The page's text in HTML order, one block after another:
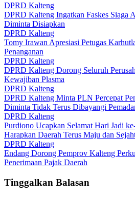
DPRD Kalteng
DPRD Kalteng Ingatkan Faskes Siaga
Diminta Disiapkan
DPRD Kalteng
Tomy Irawan Apresiasi Petugas
Penanganan
DPRD Kalteng
DPRD Kalteng Dorong Seluruh
Kewajiban Plasma
DPRD Kalteng
DPRD Kalteng Minta PLN Percepat
Diminta Tidak Terus Dibayangi
DPRD Kalteng
Purdiono Ucapkan Selamat Hari Jadi
Harapkan Daerah Terus Maju dan
DPRD Kalteng
Endang Dorong Pemprov Kalteng
Penerimaan Pajak Daerah
Tinggalkan Balasan